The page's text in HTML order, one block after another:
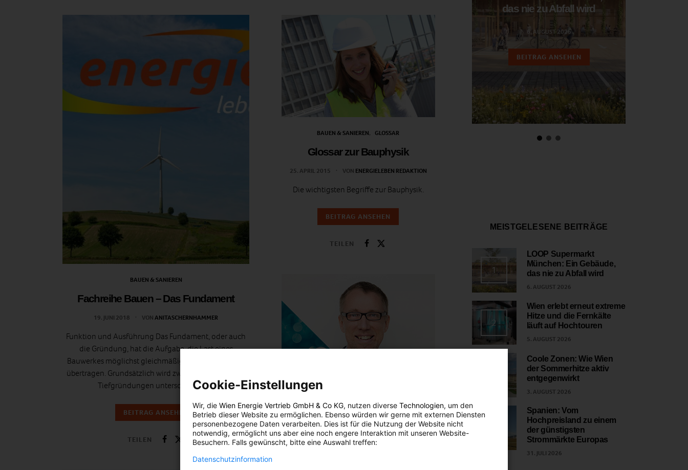
BAUEN & SANIEREN
Fachreihe Bauen – Das Fundament
19. JUNI 2018 VONANITASCHERNHAMMER
Funktion und Ausführung Das Fundament, oder auch
die Gründung, hat die Aufgabe, die Last eines
Bauwerkes möglichst gleichmäßig auf den Boden zu
übertragen. Grundsätzlich wird zwischen Seicht- und
Tiefgründungen unterschieden.…
BEITRAG ANSEHEN
TEILEN
BAUEN & SANIEREN GLOSSAR
Glossar zur Bauphysik
25. APRIL 2015 VON ENERGIELEBEN REDAKTION
Die wichtigsten Begriffe zur Bauphysik.
BEITRAG ANSEHEN
TEILEN
Profis am Wort: Mehr Energie erzeugen
als verbrauchen
5. DEZEMBER 2014 VONENERGIELEBEN REDAKTION
das nie zu Abfall wird
6. AUGUST 2026
BEITRAG ANSEHEN
MEISTGELESENE BEITRÄGE
1
LOOP Supermarkt
München: Ein Gebäude,
das nie zu Abfall wird
6. AUGUST 2026
2
Wien erlebt erneut extreme
Hitze und die Fernkälte
läuft auf Hochtouren
5. AUGUST 2026
Coole Zonen: Wie Wien
der Sommerhitze aktiv
entgegenwirkt
3. AUGUST 2026
Spanien: Vom
Hochpreisland zu einem
der günstigsten
Strommärkte Europas
31. JULI 2026
Cookie-Einstellungen
Wir, die Wien Energie Vertrieb GmbH & Co KG, nutzen diverse Technologien, um den
Betrieb dieser Website zu ermöglichen. Ebenso würden wir gerne mit externen Diensten
personenbezogene Daten verarbeiten. Dies ist für die Nutzung der Website nicht
notwendig, ermöglicht uns aber eine noch engere Interaktion mit unseren Website-
Besuchern. Falls gewünscht, bitte eine Auswahl treffen:
Datenschutzinformation